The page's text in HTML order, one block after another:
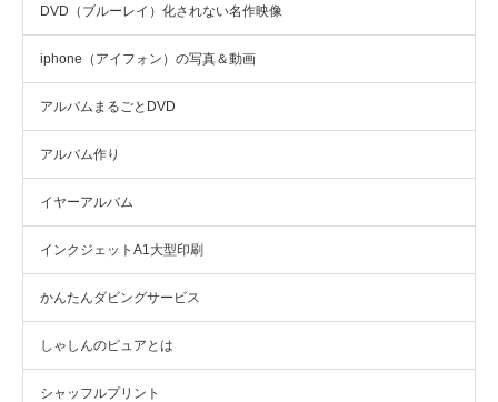
DVD（ブルーレイ）化されない名作映像
iphone（アイフォン）の写真＆動画
アルバムまるごとDVD
アルバム作り
イヤーアルバム
インクジェットA1大型印刷
かんたんダビングサービス
しゃしんのピュアとは
シャッフルプリント